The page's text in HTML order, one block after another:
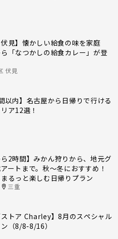
伏見】懐かしい給食の味を家庭
「なつかしの給食カレー」が登
伏見
以内】名古屋から日帰りで行ける
ア12選！
ら2時間】みかん狩りから、地元グ
ートまで。秋〜冬におすすめ！
るっと楽しむ日帰りプラン
三重
ストア Charley】8月のスペシャル
（8/8-8/16）